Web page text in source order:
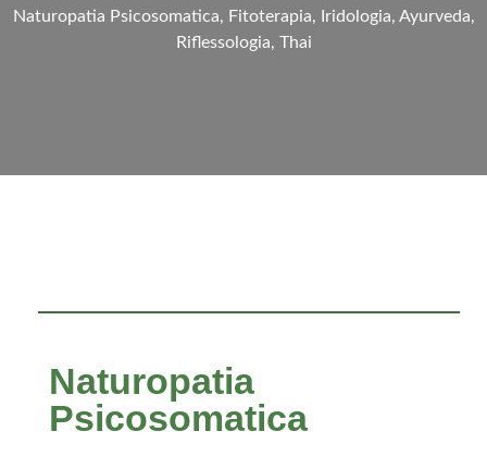
Naturopatia Psicosomatica, Fitoterapia, Iridologia, Ayurveda,
Riflessologia, Thai
Naturopatia
Psicosomatica